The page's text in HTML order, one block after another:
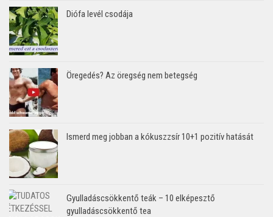
Diófa levél csodája
Öregedés? Az öregség nem betegség
Ismerd meg jobban a kókuszzsír 10+1 pozitív hatását
Gyulladáscsökkentő teák – 10 elképesztő
gyulladáscsökkentő tea